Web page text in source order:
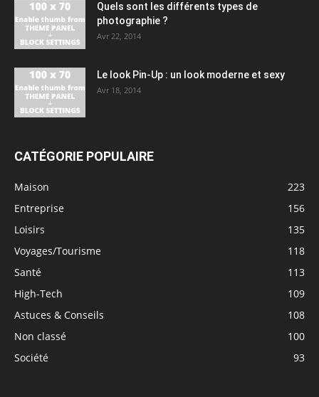
Quels sont les différents types de
photographie ?
Avr 22, 2014
Le look Pin-Up : un look moderne et sexy
Avr 18, 2014
CATÉGORIE POPULAIRE
Maison
223
Entreprise
156
Loisirs
135
Voyages/Tourisme
118
Santé
113
High-Tech
109
Astuces & Conseils
108
Non classé
100
Société
93